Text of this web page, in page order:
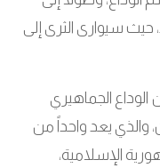
سيوارى الثرى إلى
الوداع الجماهيري
والذي يعد واحداً من
الإسلامية،